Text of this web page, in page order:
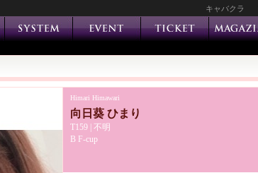
キャバクラ
向日葵 ひまり
Himari Himawari
T159 | 不明
B F-cup